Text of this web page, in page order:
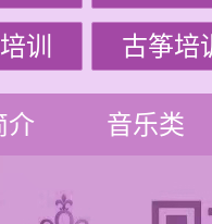
训 古筝培
介 音乐类